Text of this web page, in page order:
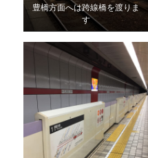
豊橋方面へは跨線橋を渡りま
す